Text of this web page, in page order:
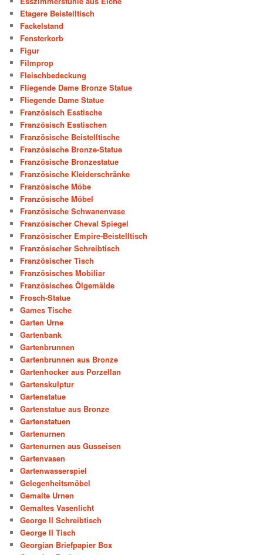
Etagere Beistelltisch
Fackelstand
Fensterkorb
Figur
Filmprop
Fleischbedeckung
Fliegende Dame Bronze Statue
Fliegende Dame Statue
Französisch Esstische
Französisch Esstischen
Französische Beistelltische
Französische Bronze-Statue
Französische Bronzestatue
Französische Kleiderschränke
Französische Möbe
Französische Möbel
Französische Schwanenvase
Französischer Cheval Spiegel
Französischer Empire-Beistelltisch
Französischer Schreibtisch
Französischer Tisch
Französisches Mobiliar
Französisches Ölgemälde
Frosch-Statue
Games Tische
Garten Urne
Gartenbank
Gartenbrunnen
Gartenbrunnen aus Bronze
Gartenhocker aus Porzellan
Gartenskulptur
Gartenstatue
Gartenstatue aus Bronze
Gartenstatuen
Gartenurnen
Gartenurnen aus Gusseisen
Gartenvasen
Gartenwasserspiel
Gelegenheitsmöbel
Gemalte Urnen
Gemaltes Vasenlicht
George II Schreibtisch
George II Tisch
Georgian Briefpapier Box